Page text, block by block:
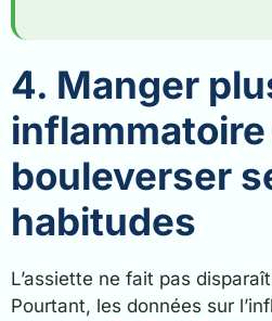
4. Manger
bouleverser
habitudes
L’assiette ne fait pas
Pourtant, les données sur